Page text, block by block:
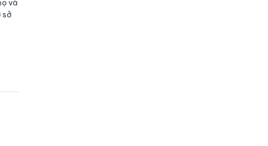
và
sở